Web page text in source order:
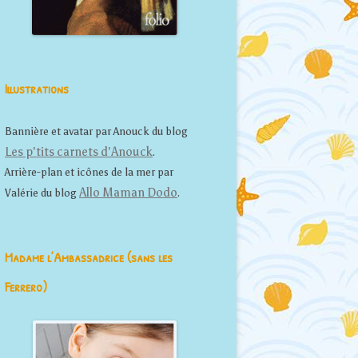
Illustrations
Bannière et avatar par Anouck du blog
Les p'tits carnets d'Anouck.
Arrière-plan et icônes de la mer par
Valérie du blog Allo Maman Dodo.
Madame l’Ambassadrice (sans les
Ferrero)